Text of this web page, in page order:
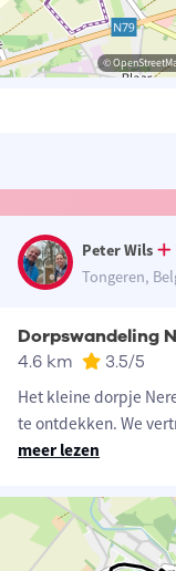
©
Peter Wils
Tongeren,
Dorpswandeling
4.6 km 3.5/5
Het kleine dorpje
te ontdekken. We
meer lezen